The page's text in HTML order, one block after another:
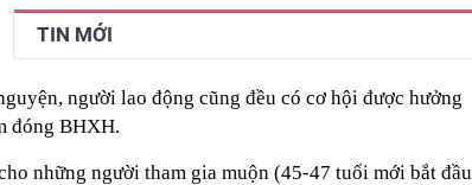
TIN MỚI
người lao động cũng đều có cơ hội được hưởng
đóng BHXH.
những người tham gia muộn (45-47 tuổi mới bắt đầu